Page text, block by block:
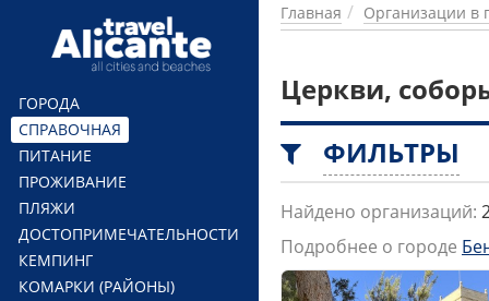
Перейти к основному содержанию
ГОРОДА
СПРАВОЧНАЯ
ПИТАНИЕ
ПРОЖИВАНИЕ
ПЛЯЖИ
ДОСТОПРИМЕЧАТЕЛЬНОСТИ
КЕМПИНГ
КОМАРКИ (РАЙОНЫ)
Главная Организации в
Церкви,
ФИЛЬТРЫ
Найдено организаций:
Подробнее о городе